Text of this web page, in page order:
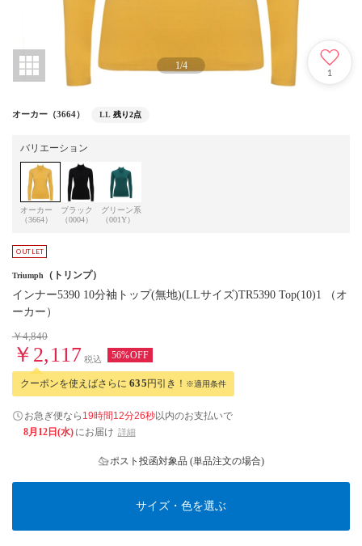
1/4
1
オーカー（3664） LL 残り2点
バリエーション
オーカー
（3664）
ブラック
（0004）
グリーン系
（001Y）
Triumph （トリンプ）
インナー5390 10分袖トップ(無地)(LLサイズ)TR5390 Top(10)1 （オ
ーカー）
￥4,840
￥2,117 税込 56%OFF
クーポンを使えばさらに 635円引き！ ※適用条件
お急ぎ便なら 19時間12分25秒以内のお支払いで
8月12日(水) にお届け 詳細
ポスト投函対象品 (単品注文の場合)
サイズ・色を選ぶ